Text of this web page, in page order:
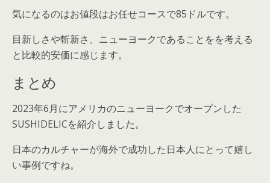
気になるのはお値段はお任せコースで85ドルです。
目新しさや斬新さ、ニューヨークであることをを考える
と比較的安価に感じます。
まとめ
2023年6月にアメリカのニューヨークでオープンした
SUSHIDELICを紹介しました。
日本のカルチャーが海外で成功した日本人にとって嬉し
い事例ですね。